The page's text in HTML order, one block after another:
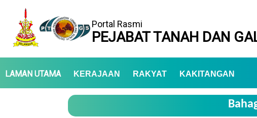
Portal Rasmi
PEJABAT TANAH DAN
LAMAN UTAMA KERAJAAN RAKYAT KAKITANGAN